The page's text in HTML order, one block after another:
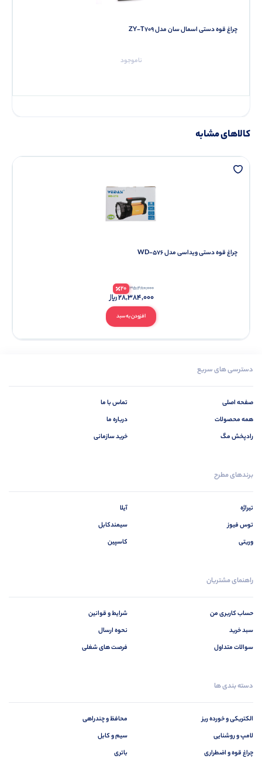
چراغ قوه دستی اسمال سان مدل ZY-T709
ناموجود
کالاهای مشابه
چراغ قوه دستی ویداسی مدل WD-576
افزودن به سبد
35,480,000
20
28,384,000
دسترسی های سریع
صفحه اصلی
همه محصولات
رادپخش مگ
تماس با ما
درباره ما
خرید سازمانی
برندهای مطرح
تیراژه
توس فیوز
وریتی
آیلا
سیمندکابل
کاسپین
راهنمای مشتریان
حساب کاربری من
سبد خرید
سوالات متداول
شرایط و قوانین
نحوه ارسال
فرصت های شغلی
دسته بندی ها
الکتریکی و خورده ریز
لامپ و روشنایی
چراغ قوه و اضطراری
محافظ و چندراهی
سیم و کابل
باتری